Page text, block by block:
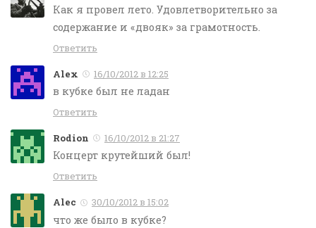
Как я провел лето. Удовлетворительно за
содержание и «двояк» за грамотность.
Ответить
Alex 16/10/2012 в 12:25
в кубке был не ладан
Ответить
Rodion 16/10/2012 в 21:27
Концерт крутейший был!
Ответить
Alec 30/10/2012 в 15:02
что же было в кубке?